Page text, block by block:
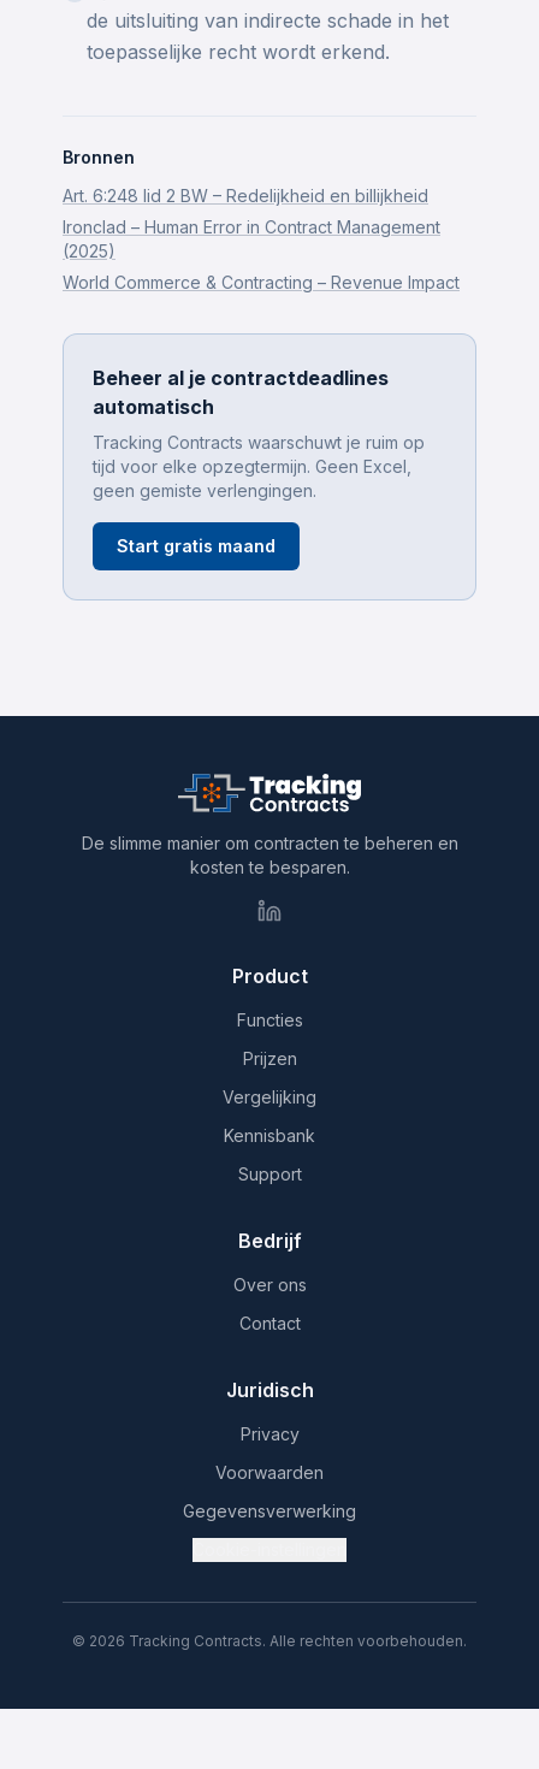
de uitsluiting van indirecte schade in het
toepasselijke recht wordt erkend.
Bronnen
Art. 6:248 lid 2 BW – Redelijkheid en billijkheid
Ironclad – Human Error in Contract Management
(2025)
World Commerce & Contracting – Revenue Impact
Beheer al je contractdeadlines
automatisch
Tracking Contracts waarschuwt je ruim op
tijd voor elke opzegtermijn. Geen Excel,
geen gemiste verlengingen.
Start gratis maand
De slimme manier om contracten te beheren en
kosten te besparen.
Product
Functies
Prijzen
Vergelijking
Kennisbank
Support
Bedrijf
Over ons
Contact
Juridisch
Privacy
Voorwaarden
Gegevensverwerking
© 2026 Tracking Contracts. Alle rechten voorbehouden.